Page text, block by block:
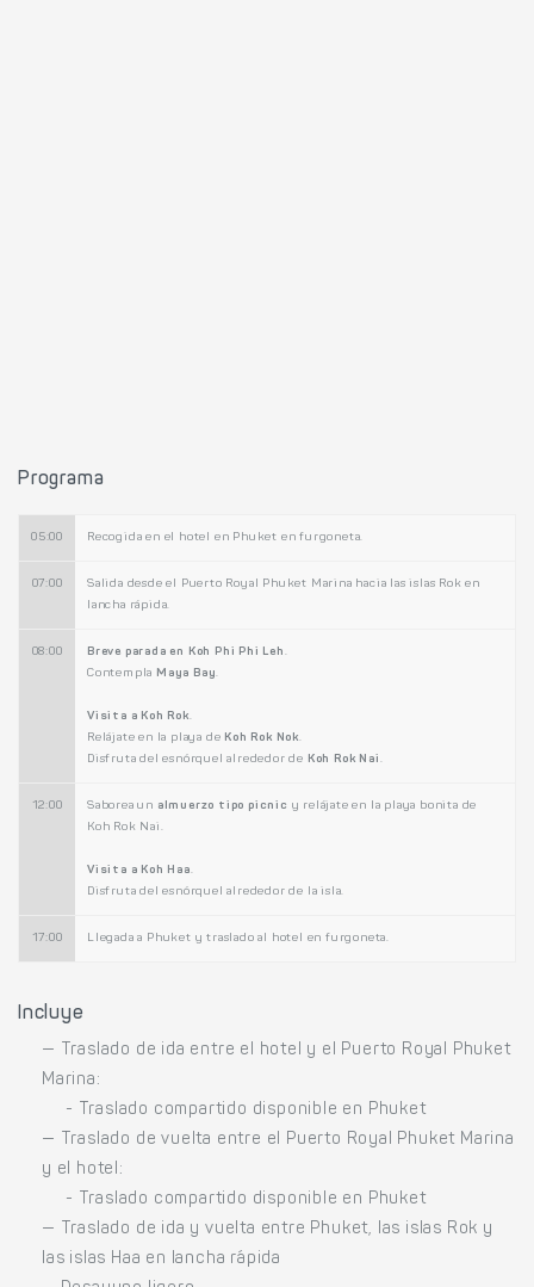
Programa
05:00 Recogida en el hotel en Phuket en furgoneta.
07:00
Salida desde el Puerto Royal Phuket Marina hacia las islas Rok en
lancha rápida.
08:00 Breve parada en Koh Phi Phi Leh .
Contempla Maya Bay.
Visita a Koh Rok.
Relájate en la playa de Koh Rok Nok.
Disfruta del esnórquel alrededor de Koh Rok Nai .
12:00 Saborea un almuerzo tipo picnic y relájate en la playa bonita de
Koh Rok Nai.
Visita a Koh Haa.
Disfruta del esnórquel alrededor de la isla.
17:00 Llegada a Phuket y traslado al hotel en furgoneta.
Incluye
— Traslado de ida entre el hotel y el Puerto Royal Phuket
Marina:
- Traslado compartido disponible en Phuket
— Traslado de vuelta entre el Puerto Royal Phuket Marina
y el hotel:
- Traslado compartido disponible en Phuket
— Traslado de ida y vuelta entre Phuket, las islas Rok y
las islas Haa en lancha rápida